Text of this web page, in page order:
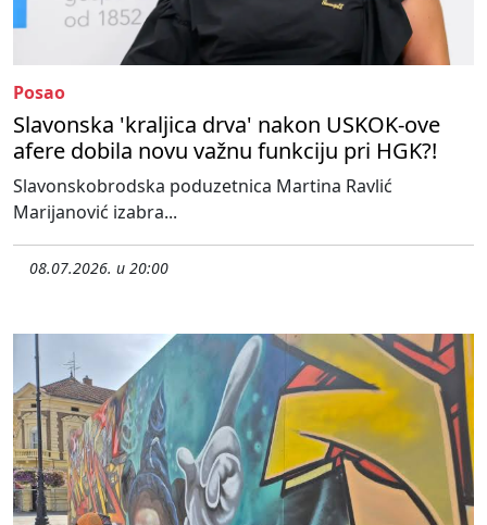
Posao
Slavonska 'kraljica drva' nakon USKOK-ove
afere dobila novu važnu funkciju pri HGK?!
Slavonskobrodska poduzetnica Martina Ravlić
Marijanović izabra...
08.07.2026. u 20:00